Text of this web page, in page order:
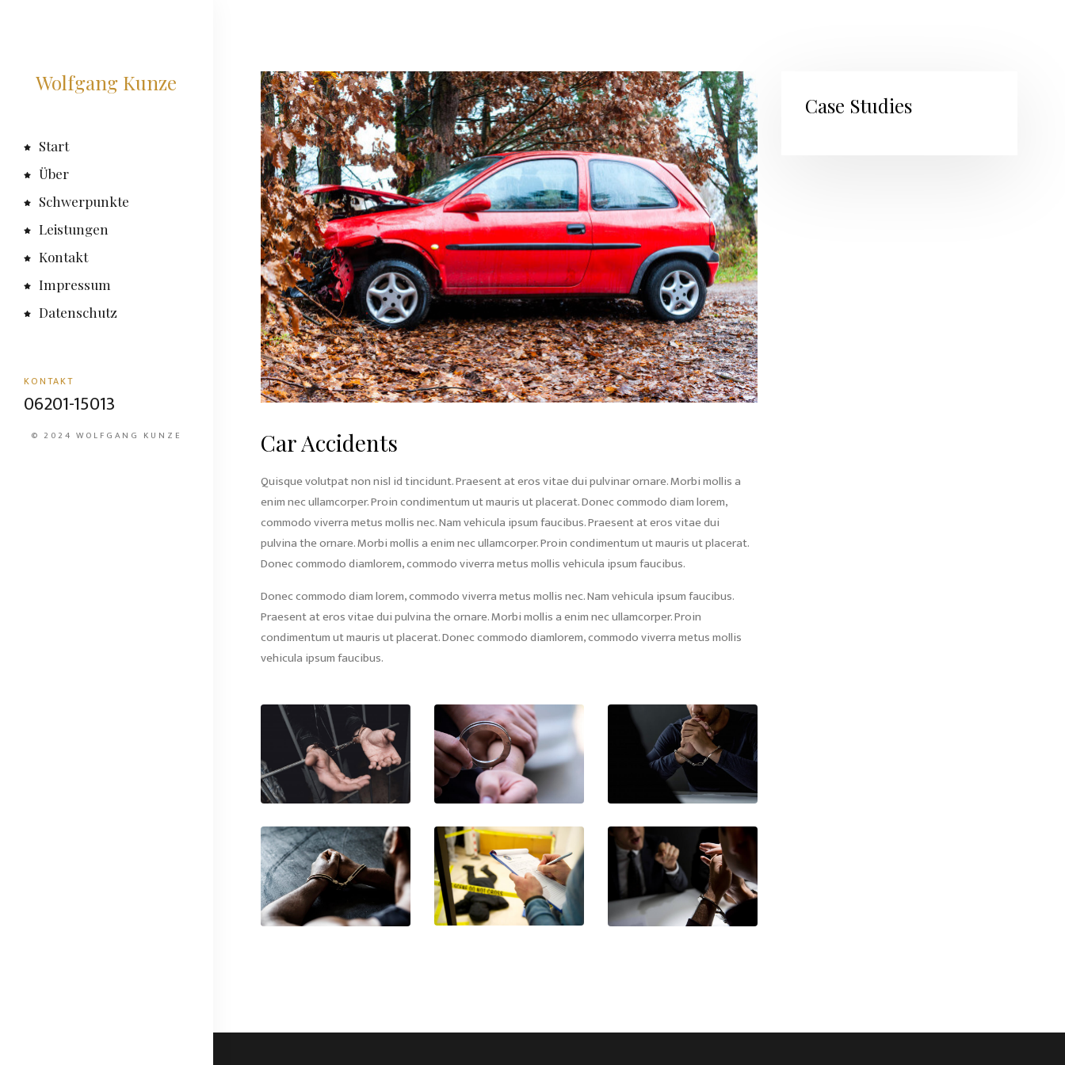
Wolfgang Kunze
Start
Über
Schwerpunkte
Leistungen
Kontakt
Impressum
Datenschutz
KONTAKT
06201-15013
© 2024 WOLFGANG KUNZE Car Accidents
Quisque volutpat non nisl id tincidunt. Praesent at eros vitae dui pulvinar ornare. Morbi mollis a
enim nec ullamcorper. Proin condimentum ut mauris ut placerat. Donec commodo diam lorem,
commodo viverra metus mollis nec. Nam vehicula ipsum faucibus. Praesent at eros vitae dui
pulvina the ornare. Morbi mollis a enim nec ullamcorper. Proin condimentum ut mauris ut placerat.
Donec commodo diamlorem, commodo viverra metus mollis vehicula ipsum faucibus.
Donec commodo diam lorem, commodo viverra metus mollis nec. Nam vehicula ipsum faucibus.
Praesent at eros vitae dui pulvina the ornare. Morbi mollis a enim nec ullamcorper. Proin
condimentum ut mauris ut placerat. Donec commodo diamlorem, commodo viverra metus mollis
vehicula ipsum faucibus.
Case Studies